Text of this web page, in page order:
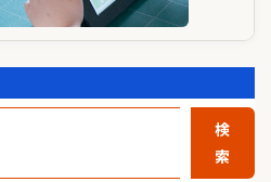
検
索